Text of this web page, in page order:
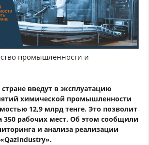
промышленности и
введут в эксплуатацию
химической промышленности
12,9 млрд тенге. Это позволит
350 рабочих мест. Об этом сообщили
и анализа реализации